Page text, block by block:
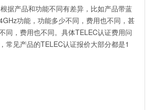
据产品和功能不同有差异，比如产品带蓝
功能，功能多少不同，费用也不同，甚
同，费用也不同。具体TELEC认证费用问
常见产品的TELEC认证报价大部分都是1